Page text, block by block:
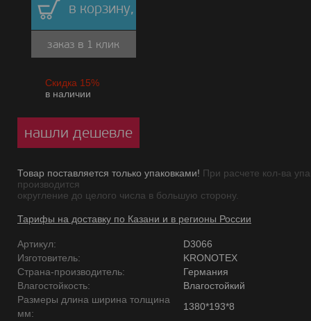
в корзину,
заказ в 1 клик
Скидка 15%
в наличии
нашли дешевле
Товар поставляется только упаковками! При расчете кол-ва
производится
округление до целого числа в большую сторону.
Тарифы на доставку по Казани и в регионы России
Артикул:
D3066
Изготовитель:
KRONOTEX
Страна-производитель:
Германия
Влагостойкость:
Влагостойкий
Размеры длина ширина толщина
мм:
1380*193*8